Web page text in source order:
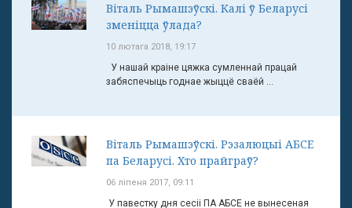
Віталь Рымашэўскі. Калі ў Беларусі
зменіцца ўлада?
10 лютага 2018, 19:17
У нашай краіне цяжка сумленнай працай
забяспечыць годнае жыццё сваёй ...
Віталь Рымашэўскі. Рэзалюцыі АБСЕ
па Беларусі. Хто прайграў?
06 ліпеня 2017, 09:11
У павестку дня сесіі ПА АБСЕ не вынесеная